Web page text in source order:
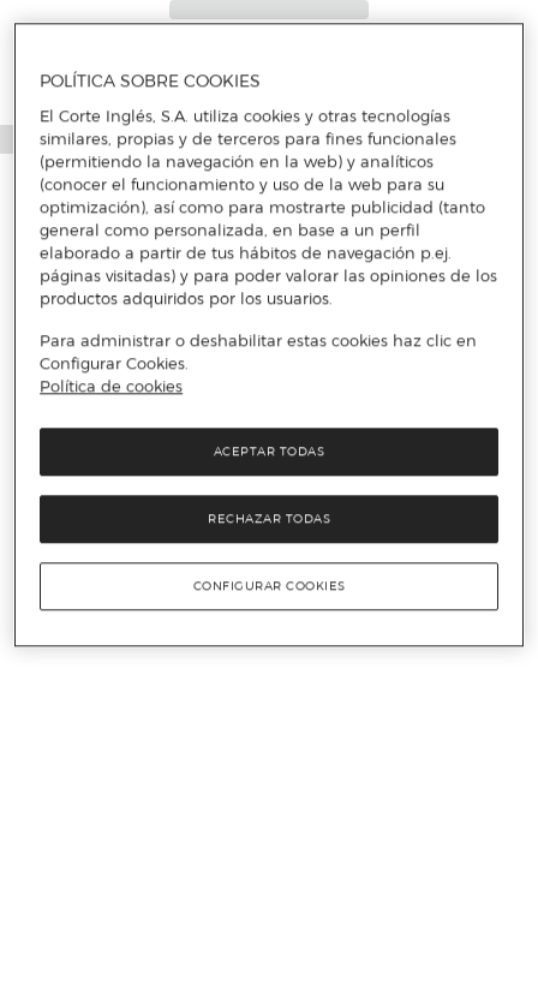
POLÍTICA SOBRE COOKIES
El Corte Inglés, S.A. utiliza cookies y otras tecnologías
similares, propias y de terceros para fines funcionales
(permitiendo la navegación en la web) y analíticos
(conocer el funcionamiento y uso de la web para su
optimización), así como para mostrarte publicidad (tanto
general como personalizada, en base a un perfil
elaborado a partir de tus hábitos de navegación p.ej.
páginas visitadas) y para poder valorar las opiniones de los
productos adquiridos por los usuarios.
Para administrar o deshabilitar estas cookies haz clic en
Configurar Cookies.
Política de cookies
RECHAZAR TODAS
ACEPTAR TODAS
CONFIGURAR COOKIES